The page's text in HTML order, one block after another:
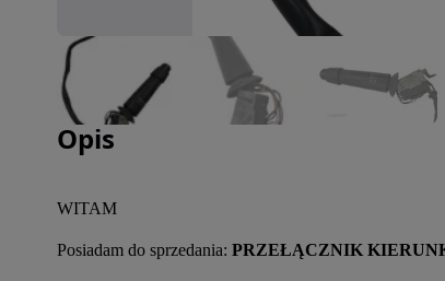
Zdjęcie 1 z 5
Opis
WITAM
Posiadam do sprzedania: PRZEŁĄCZNIK